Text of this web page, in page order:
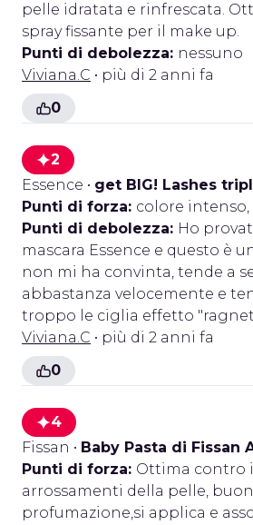
pelle idratata e rinfrescata.
spray fissante per il make up.
Punti di debolezza: nessuno
Viviana.C • più di 2 anni fa
0
2
Essence • get BIG! Lashes
Punti di forza: colore
Punti di debolezza: Ho
mascara Essence e questo è
non mi ha convinta, tende a
abbastanza velocemente e
troppo le ciglia effetto
Viviana.C • più di 2 anni fa
0
4
Fissan • Baby Pasta di Fissan
Punti di forza: Ottima contro
arrossamenti della pelle,
profumazione,si applica e